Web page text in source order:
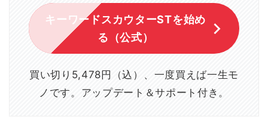
キーワードスカウターSTを始め
る（公式）
買い切り5,478円（込）、一度買えば一生モ
ノです。アップデート＆サポート付き。